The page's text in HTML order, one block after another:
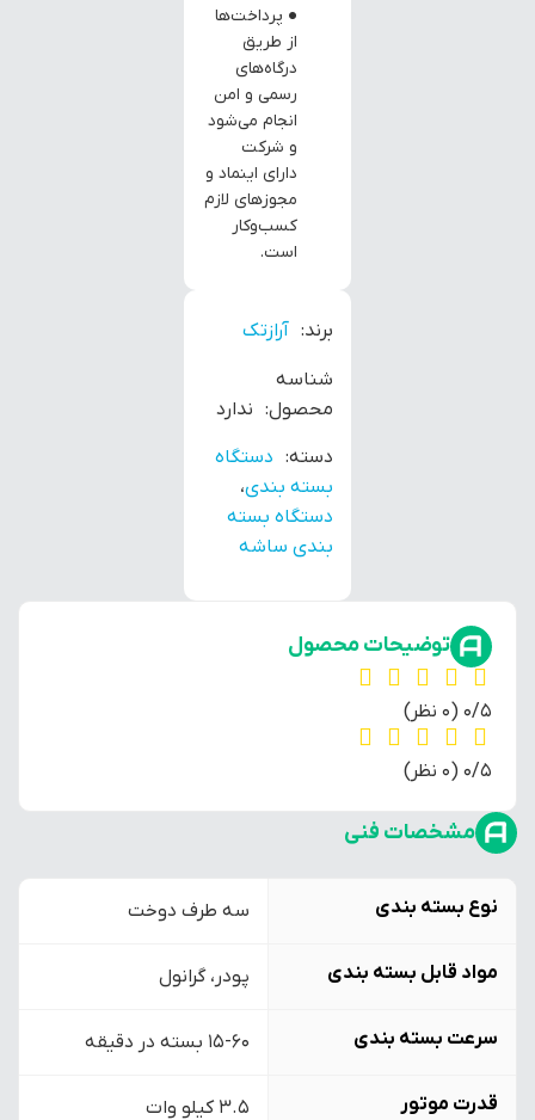
برند: آرازتک
شناسه
محصول: ندارد
دسته: دستگاه
بسته بندی،
دستگاه بسته
بندی ساشه
● پرداخت‌ها
از طریق
درگاه‌های
رسمی و امن
انجام می‌شود
و شرکت
دارای اینماد و
مجوزهای لازم
کسب‌وکار
است.
توضیحات محصول
‫0/5 ‫(0 نظر)
‫0/5 ‫(0 نظر)
مشخصات فنی
نوع بسته بندی سه طرف دوخت
مواد قابل بسته بندی پودر، گرانول
سرعت بسته بندی 15-60 بسته در دقیقه
قدرت موتور 3.5 کیلو وات